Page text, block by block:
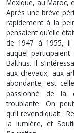
Mexique, au Maroc,
Après une brève
rapidement à la
pensaient qu’elle
de 1947 à 1955, il
auquel
Balthus. Il
aux chevaux, aux
abondante, est
passionné de la
troublante. On
qu’il revendiquait :
la lumière, et